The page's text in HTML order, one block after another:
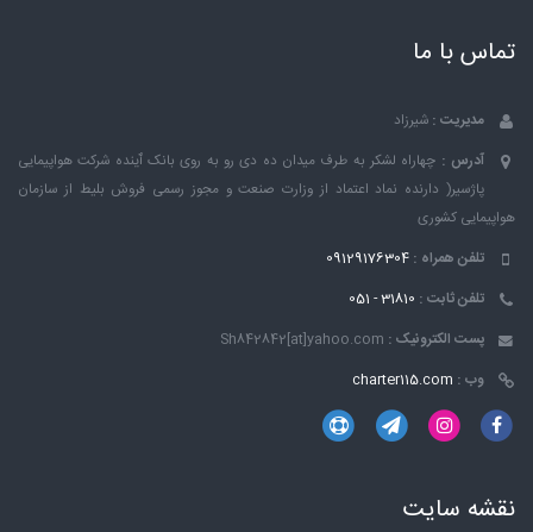
تماس با ما
مدیریت : شیرزاد
آدرس : چهاراه لشکر به طرف میدان ده دی رو به روی بانک ٱینده شرکت هواپیمایی
پاژسیر( دارنده نماد اعتماد از وزارت صنعت و مجوز رسمی فروش بلیط از سازمان
هواپیمایی کشوری
تلفن همراه : 09129176304
تلفن ثابت : 31810 - 051
پست الکترونیک : Sh842842[at]yahoo.com
وب : charter115.com
نقشه سایت